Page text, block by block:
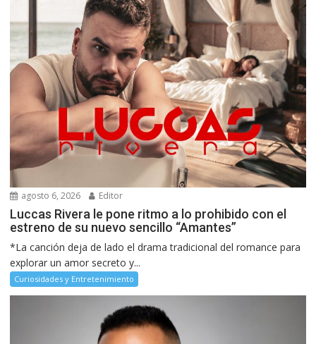
agosto 6, 2026 Editor
Luccas Rivera le pone ritmo a lo prohibido con el
estreno de su nuevo sencillo “Amantes”
*La canción deja de lado el drama tradicional del romance para
explorar un amor secreto y...
Curiosidades y Entretenimiento